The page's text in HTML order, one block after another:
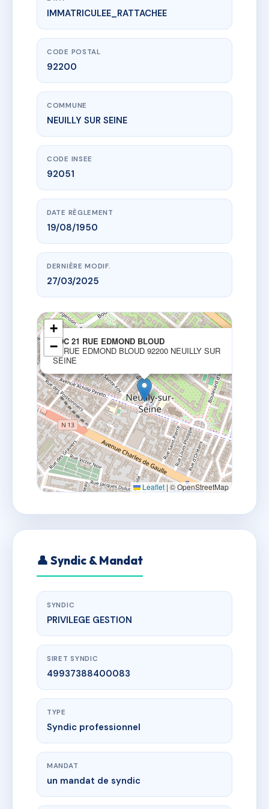
www.vme.plus/AC6746630
SDC 21 RUE EDMOND BLOUD
21 Rue Edmond Bloud
IMMATRICULEE_RATTACHEE
CODE POSTAL
92200
COMMUNE
NEUILLY SUR SEINE
CODE INSEE
92051
DATE RÈGLEMENT
19/08/1950
DERNIÈRE MODIF.
27/03/2025
SDC 21 RUE EDMOND BLOUD
21 RUE EDMOND BLOUD 92200 NEUILLY SUR
SEINE
+
−
Leaflet | © OpenStreetMap
👤 Syndic & Mandat
SYNDIC
PRIVILEGE GESTION
SIRET SYNDIC
49937388400083
TYPE
Syndic professionnel
MANDAT
un mandat de syndic